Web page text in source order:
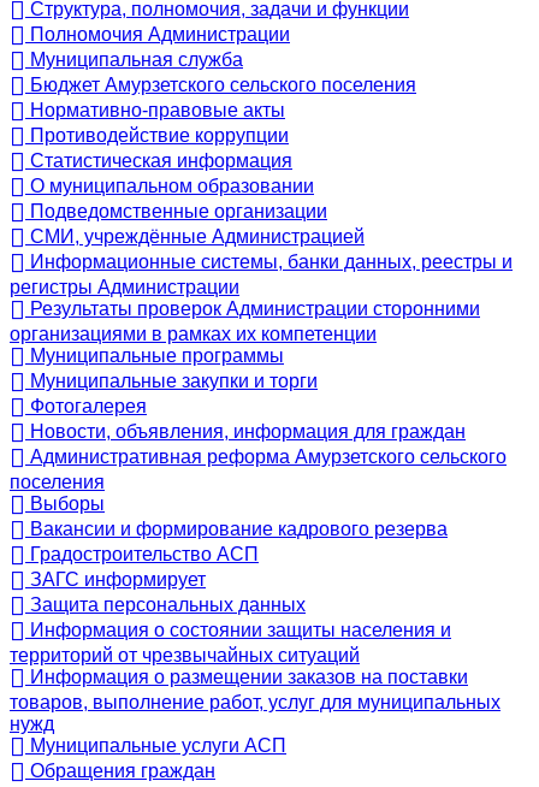
Структура, полномочия, задачи и функции
Полномочия Администрации
Муниципальная служба
Бюджет Амурзетского сельского поселения
Нормативно-правовые акты
Противодействие коррупции
Статистическая информация
О муниципальном образовании
Подведомственные организации
СМИ, учреждённые Администрацией
Информационные системы, банки данных, реестры и
регистры Администрации
Результаты проверок Администрации сторонними
организациями в рамках их компетенции
Муниципальные программы
Муниципальные закупки и торги
Фотогалерея
Новости, объявления, информация для граждан
Административная реформа Амурзетского сельского
поселения
Выборы
Вакансии и формирование кадрового резерва
Градостроительство АСП
ЗАГС информирует
Защита персональных данных
Информация о состоянии защиты населения и
территорий от чрезвычайных ситуаций
Информация о размещении заказов на поставки
товаров, выполнение работ, услуг для муниципальных
нужд
Муниципальные услуги АСП
Обращения граждан